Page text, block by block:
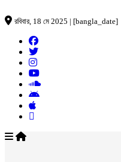
রবিবার, 18 মে 2025 | [bangla_date]